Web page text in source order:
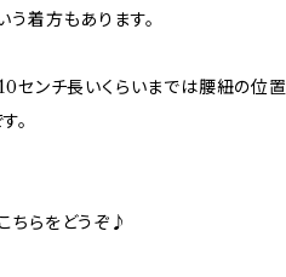
う着方もあります。
センチ長いくらいまでは腰紐の位置
。
ちらをどうぞ♪